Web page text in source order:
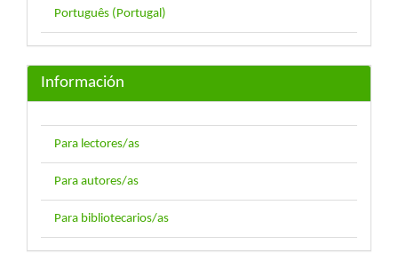
Português (Portugal)
Información
Para lectores/as
Para autores/as
Para bibliotecarios/as